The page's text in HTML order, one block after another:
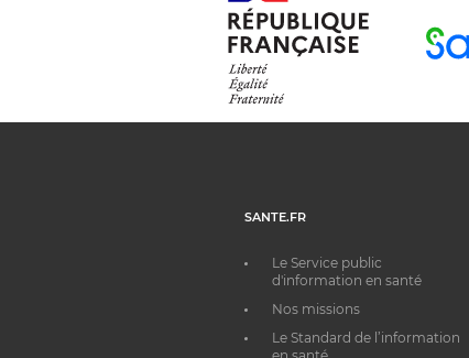
SANTE.FR
Le Service public
d'information en santé
Nos missions
Le Standard de l’information